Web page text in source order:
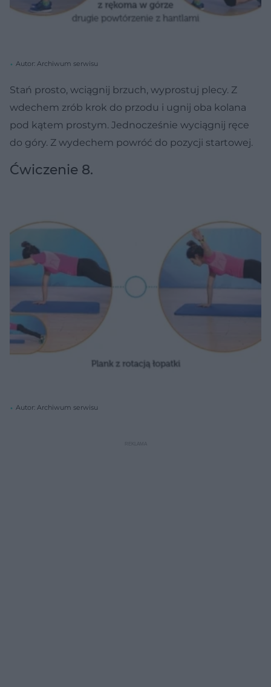
Autor: Archiwum serwisu
Stań prosto, wciągnij brzuch, wyprostuj plecy. Z
wdechem zrób krok do przodu i ugnij oba kolana
pod kątem prostym. Jednocześnie wyciągnij ręce
do góry. Z wydechem powróć do pozycji startowej.
Ćwiczenie 8.
Autor: Archiwum serwisu